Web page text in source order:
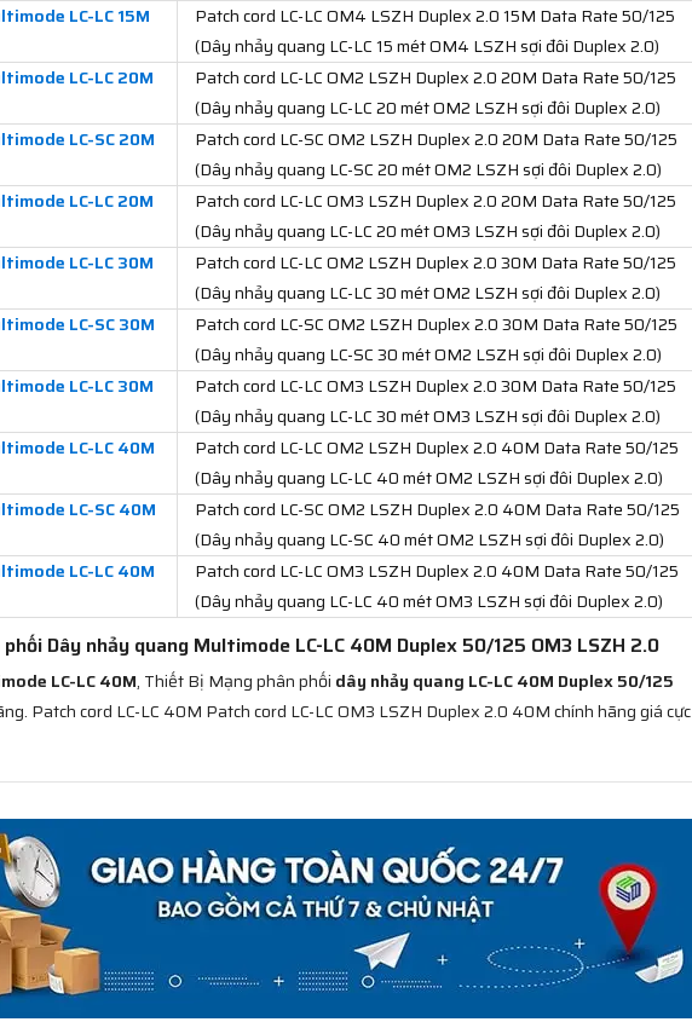
LC-LC 15M
Patch cord LC-LC OM4 LSZH Duplex 2.0 15M Data Rate 50/125
(Dây nhảy quang LC-LC 15 mét OM4 LSZH sợi đôi Duplex 2.0)
LC-LC 20M
Patch cord LC-LC OM2 LSZH Duplex 2.0 20M Data Rate 50/125
(Dây nhảy quang LC-LC 20 mét OM2 LSZH sợi đôi Duplex 2.0)
LC-SC 20M
Patch cord LC-SC OM2 LSZH Duplex 2.0 20M Data Rate 50/125
(Dây nhảy quang LC-SC 20 mét OM2 LSZH sợi đôi Duplex 2.0)
LC-LC 20M
Patch cord LC-LC OM3 LSZH Duplex 2.0 20M Data Rate 50/125
(Dây nhảy quang LC-LC 20 mét OM3 LSZH sợi đôi Duplex 2.0)
LC-LC 30M
Patch cord LC-LC OM2 LSZH Duplex 2.0 30M Data Rate 50/125
(Dây nhảy quang LC-LC 30 mét OM2 LSZH sợi đôi Duplex 2.0)
LC-SC 30M
Patch cord LC-SC OM2 LSZH Duplex 2.0 30M Data Rate 50/125
(Dây nhảy quang LC-SC 30 mét OM2 LSZH sợi đôi Duplex 2.0)
LC-LC 30M
Patch cord LC-LC OM3 LSZH Duplex 2.0 30M Data Rate 50/125
(Dây nhảy quang LC-LC 30 mét OM3 LSZH sợi đôi Duplex 2.0)
LC-LC 40M
Patch cord LC-LC OM2 LSZH Duplex 2.0 40M Data Rate 50/125
(Dây nhảy quang LC-LC 40 mét OM2 LSZH sợi đôi Duplex 2.0)
LC-SC 40M
Patch cord LC-SC OM2 LSZH Duplex 2.0 40M Data Rate 50/125
(Dây nhảy quang LC-SC 40 mét OM2 LSZH sợi đôi Duplex 2.0)
LC-LC 40M
Patch cord LC-LC OM3 LSZH Duplex 2.0 40M Data Rate 50/125
(Dây nhảy quang LC-LC 40 mét OM3 LSZH sợi đôi Duplex 2.0)
Dây nhảy quang Multimode LC-LC 40M Duplex 50/125 OM3 LSZH 2.0
LC-LC 40M, Thiết Bị Mạng phân phối dây nhảy quang LC-LC 40M Duplex 50/125
Patch cord LC-LC 40M Patch cord LC-LC OM3 LSZH Duplex 2.0 40M chính hãng giá cực